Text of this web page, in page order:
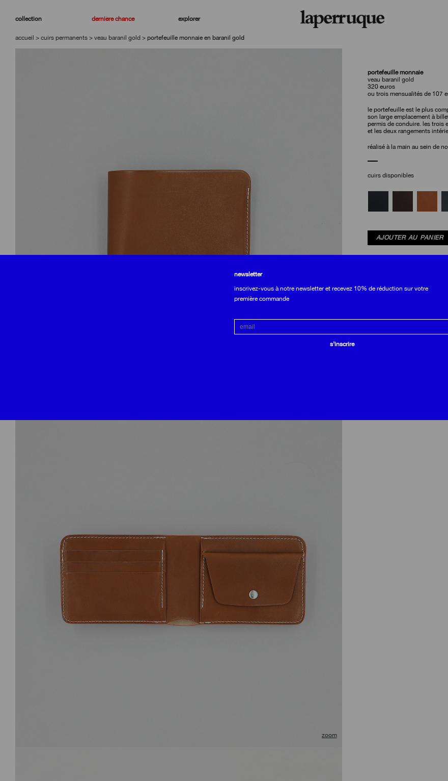
collection dernière chance explorer
accueil > cuirs permanents > veau baranil gold > portefeuille monnaie en baranil gold
portefeuille monnaie
veau baranil gold
320 euros
ou trois mensualités de 107
le portefeuille est le plus
son large emplacement à
permis de conduire. les trois
et les deux rangements
réalisé à la main au sein de
cuirs disponibles
AJOUTER AU PANIER
matières
newsletter
inscrivez-vous à notre newsletter et recevez 10% de réduction sur votre
première commande
s'inscrire